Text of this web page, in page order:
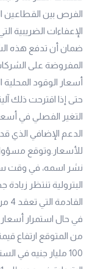
الفرص بين
الإعفاءات الضريبية
ضمان أن تدفع هذه
المفروضة على
أسعار الوقود
حتى إذا اقترحت ذلك
التغير الفصلي في
الدعم الإضافي الذي
للأسعار.وتوقع
نشر اسمه، في وقت
البترولية تنتظر
في حال استمرار أسعار
من المتوقع ارتفاع